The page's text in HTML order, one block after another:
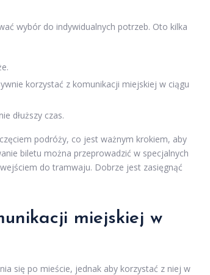
wybór do indywidualnych potrzeb. Oto kilka
korzystać z komunikacji miejskiej w ciągu
dłuższy czas.
podróży, co jest ważnym krokiem, aby
biletu można przeprowadzić w specjalnych
do tramwaju. Dobrze jest zasięgnąć
miejskiej w
się po mieście, jednak aby korzystać z niej w